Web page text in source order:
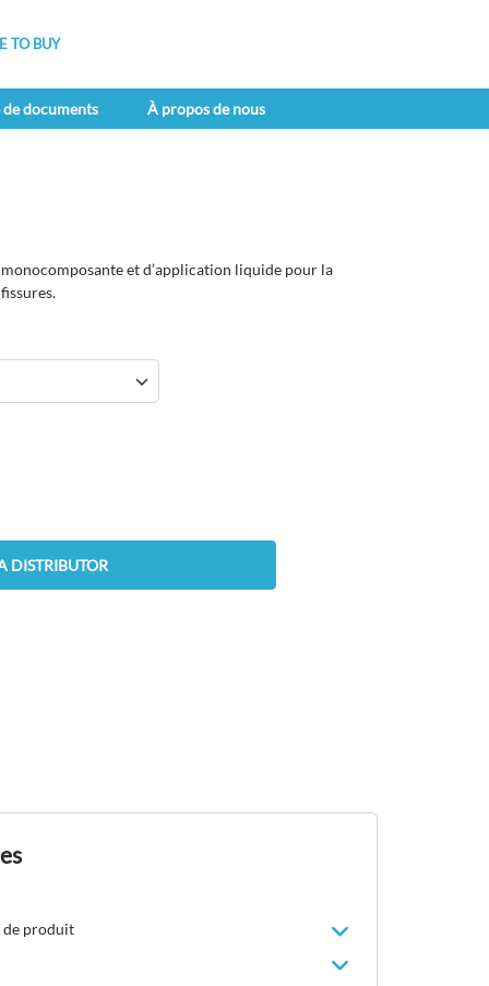
TO BUY
documents À propos de nous
et d’application liquide pour la
DISTRIBUTOR
de produit